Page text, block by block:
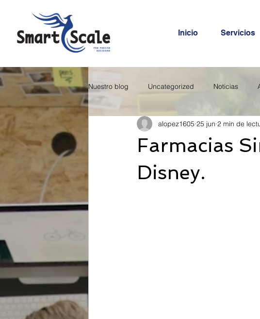
Inicio Servicios
Nuestro blog Uncategorized Noticias
Farmacias
Disney.
alopez1605 25 jun 2 min de